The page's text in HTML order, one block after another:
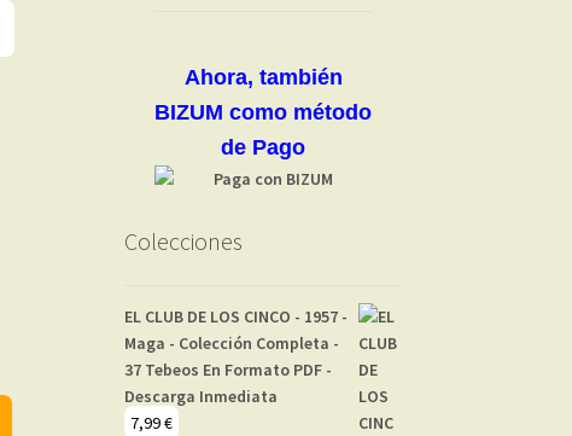
Ahora, también
BIZUM como método
de Pago
Colecciones
EL CLUB DE LOS CINCO - 1957 -
Maga - Colección Completa -
37 Tebeos En Formato PDF -
Descarga Inmediata
7,99€